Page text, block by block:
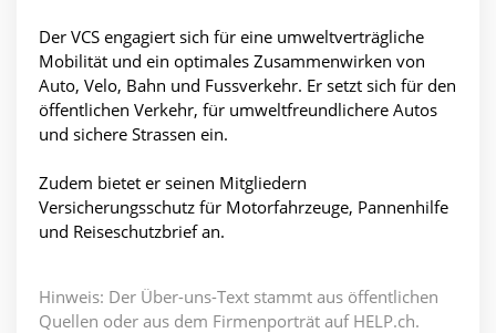
Der VCS engagiert sich für eine umweltverträgliche
Mobilität und ein optimales Zusammenwirken von
Auto, Velo, Bahn und Fussverkehr. Er setzt sich für den
öffentlichen Verkehr, für umweltfreundlichere Autos
und sichere Strassen ein.
Zudem bietet er seinen Mitgliedern
Versicherungsschutz für Motorfahrzeuge, Pannenhilfe
und Reiseschutzbrief an.
Hinweis: Der Über-uns-Text stammt aus öffentlichen
Quellen oder aus dem Firmenporträt auf HELP.ch.